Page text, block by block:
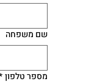
שם משפחה
מספר טלפון